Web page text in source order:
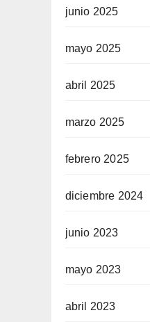
junio 2025
mayo 2025
abril 2025
marzo 2025
febrero 2025
diciembre 2024
junio 2023
mayo 2023
abril 2023